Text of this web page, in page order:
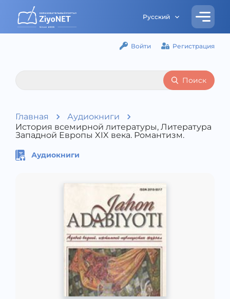
Русский
Войти Регистрация
Поиск
Главная
Аудиокниги
История всемирной литературы, Литература
Западной Европы XIX века. Романтизм.
Аудиокниги